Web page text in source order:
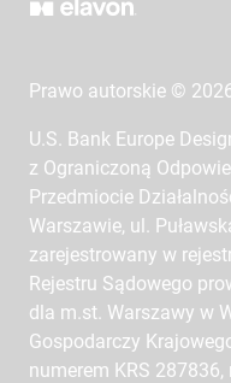
Prawo autorskie ©
U.S. Bank Europe
z Ograniczoną
Przedmiocie
Warszawie, ul.
zarejestrowany w
Rejestru Sądowego
dla m.st. Warszawy w
Gospodarczy
numerem KRS 287836,